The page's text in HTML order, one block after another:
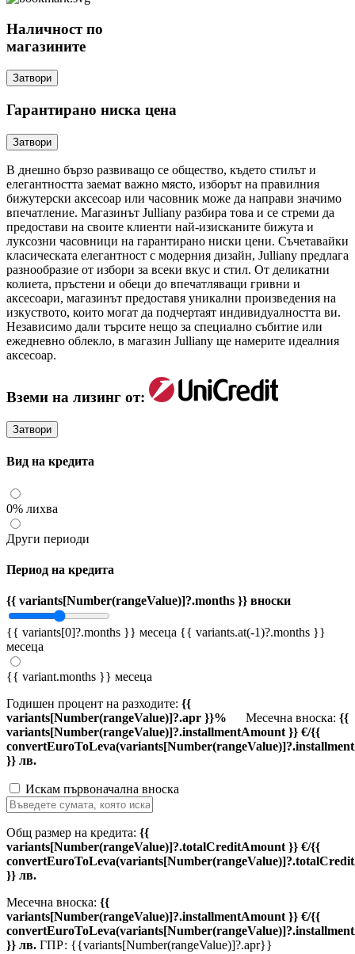
Наличност по
магазините
Затвори
Гарантирано ниска цена
Затвори
В днешно бързо развиващо се общество, където стилът и
елегантността заемат важно място, изборът на правилния
бижутерски аксесоар или часовник може да направи значимо
впечатление. Магазинът Julliany разбира това и се стреми да
предостави на своите клиенти най-изисканите бижута и
луксозни часовници на гарантирано ниски цени. Съчетавайки
класическата елегантност с модерния дизайн, Julliany предлага
разнообразие от избори за всеки вкус и стил. От деликатни
колиета, пръстени и обеци до впечатляващи гривни и
аксесоари, магазинът предоставя уникални произведения на
изкуството, които могат да подчертаят индивидуалността ви.
Независимо дали търсите нещо за специално събитие или
ежедневно облекло, в магазин Julliany ще намерите идеалния
аксесоар.
Вземи на лизинг от:
Затвори
Вид на кредита
0% лихва
Други периоди
Период на кредита
{{ variants[Number(rangeValue)]?.months }} вноски
{{ variants[0]?.months }} месеца {{ variants.at(-1)?.months }}
месеца
{{ variant.months }} месеца
Годишен процент на разходите: {{
variants[Number(rangeValue)]?.apr }}%
Месечна вноска: {{
variants[Number(rangeValue)]?.installmentAmount }} €/{{
}} лв.
Искам първоначална вноска
Общ размер на кредита: {{
variants[Number(rangeValue)]?.totalCreditAmount }} €/{{
}} лв.
Месечна вноска: {{
variants[Number(rangeValue)]?.installmentAmount }} €/{{
}} лв. ГПР: {{variants[Number(rangeValue)]?.apr}}